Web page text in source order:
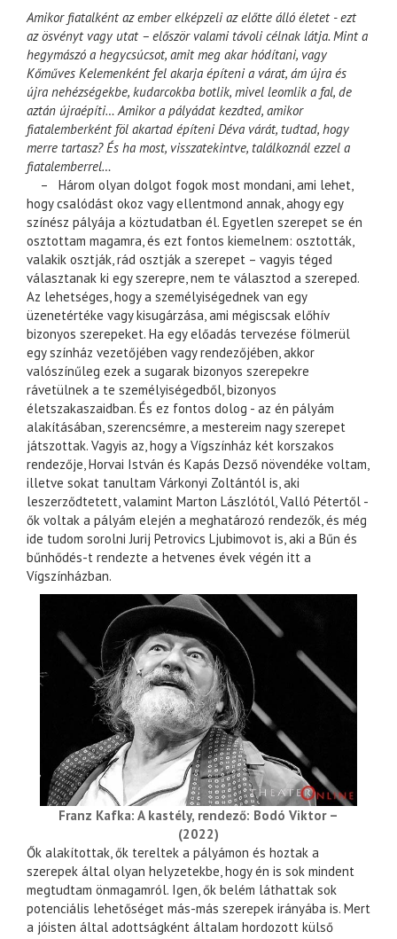
Amikor fiatalként az ember elképzeli az előtte álló életet - ezt
az ösvényt vagy utat – először valami távoli célnak látja. Mint a
hegymászó a hegycsúcsot, amit meg akar hódítani, vagy
Kőműves Kelemenként fel akarja építeni a várat, ám újra és
újra nehézségekbe, kudarcokba botlik, mivel leomlik a fal, de
aztán újraépíti… Amikor a pályádat kezdted, amikor
fiatalemberként föl akartad építeni Déva várát, tudtad, hogy
merre tartasz? És ha most, visszatekintve, találkoznál ezzel a
fiatalemberrel…
– Három olyan dolgot fogok most mondani, ami lehet,
hogy csalódást okoz vagy ellentmond annak, ahogy egy
színész pályája a köztudatban él. Egyetlen szerepet se én
osztottam magamra, és ezt fontos kiemelnem: osztották,
valakik osztják, rád osztják a szerepet – vagyis téged
választanak ki egy szerepre, nem te választod a szereped.
Az lehetséges, hogy a személyiségednek van egy
üzenetértéke vagy kisugárzása, ami mégiscsak előhív
bizonyos szerepeket. Ha egy előadás tervezése fölmerül
egy színház vezetőjében vagy rendezőjében, akkor
valószínűleg ezek a sugarak bizonyos szerepekre
rávetülnek a te személyiségedből, bizonyos
életszakaszaidban. És ez fontos dolog - az én pályám
alakításában, szerencsémre, a mestereim nagy szerepet
játszottak. Vagyis az, hogy a Vígszínház két korszakos
rendezője, Horvai István és Kapás Dezső növendéke voltam,
illetve sokat tanultam Várkonyi Zoltántól is, aki
leszerződtetett, valamint Marton Lászlótól, Valló Pétertől -
ők voltak a pályám elején a meghatározó rendezők, és még
ide tudom sorolni Jurij Petrovics Ljubimovot is, aki a Bűn és
bűnhődés-t rendezte a hetvenes évek végén itt a
Vígszínházban.
Franz Kafka: A kastély, rendező: Bodó Viktor –
(2022)
Ők alakítottak, ők tereltek a pályámon és hoztak a
szerepek által olyan helyzetekbe, hogy én is sok mindent
megtudtam önmagamról. Igen, ők belém láthattak sok
potenciális lehetőséget más-más szerepek irányába is. Mert
a jóisten által adottságként általam hordozott külső